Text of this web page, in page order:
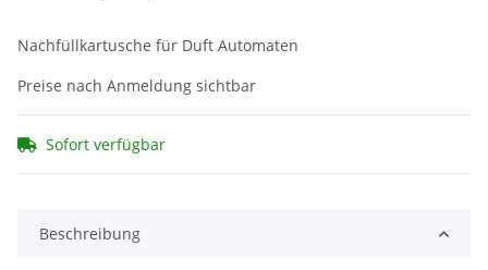
Nachfüllkartusche für Duft Automaten
Preise nach Anmeldung sichtbar
Sofort verfügbar
Beschreibung